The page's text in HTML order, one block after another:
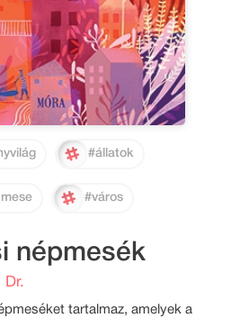
#állatok
#város
népmesék
Dr.
tartalmaz, amelyek a